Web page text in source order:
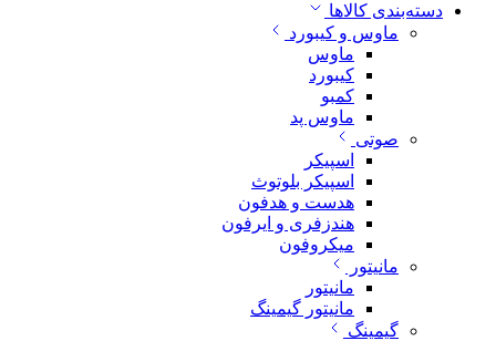
دسته‌بندی کالاها
ماوس و کیبورد
ماوس
کیبورد
کمبو
ماوس پد
صوتی
اسپیکر
اسپیکر بلوتوث
هدست و هدفون
هندزفری و ایرفون
میکروفون
مانیتور
مانیتور
مانیتور گیمینگ
گیمینگ